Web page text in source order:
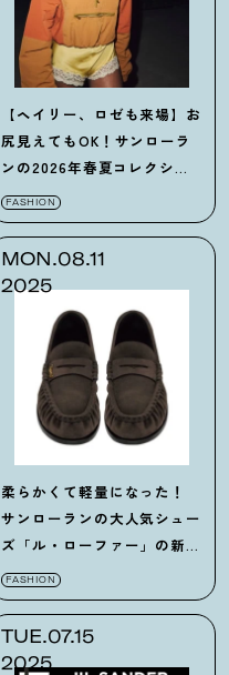
【ヘイリー、ロゼも来場】お
尻見えてもOK！サンローラ
ンの2026年春夏コレクショ
ンから学ぶセレブの「ラン
ジェリールック」
FASHION
MON.08.11
2025
柔らかくて軽量になった！
サンローランの大人気シュー
ズ「ル・ローファー」の新色
ボルドーは狙い目です
FASHION
TUE.07.15
2025